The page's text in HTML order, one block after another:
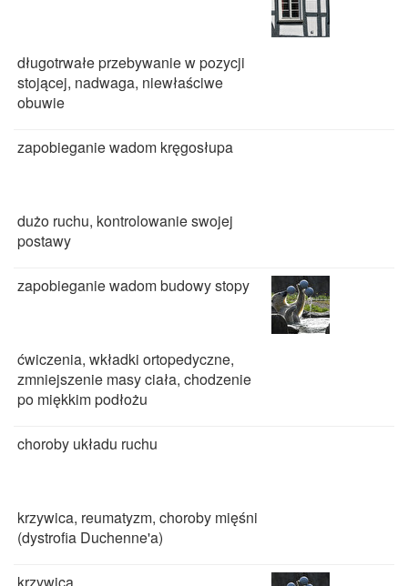
długotrwałe przebywanie w pozycji
stojącej, nadwaga, niewłaściwe
obuwie
zapobieganie wadom kręgosłupa
dużo ruchu, kontrolowanie swojej
postawy
zapobieganie wadom budowy stopy
ćwiczenia, wkładki ortopedyczne,
zmniejszenie masy ciała, chodzenie
po miękkim podłożu
choroby układu ruchu
krzywica, reumatyzm, choroby mięśni
(dystrofia Duchenne'a)